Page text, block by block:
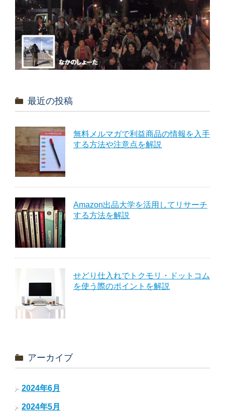
最近の投稿
無料メルマガで利益商品の情報を入手
する方法や注意点を解説
Amazon出品大学を活用してリサーチ
する方法を解説
せどり仕入れでトクモリ・ドットコム
を使う際のポイントを解説
アーカイブ
2024年6月
2024年5月